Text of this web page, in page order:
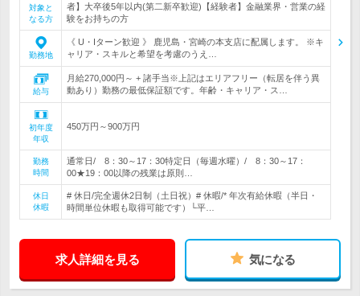
対象と
なる方
者】大卒後5年以内(第二新卒歓迎)【経験者】金融業界・営業の経
験をお持ちの方
勤務地
《 U・Iターン歓迎 》 鹿児島・宮崎の本支店に配属します。 ※キ
ャリア・スキルと希望を考慮のうえ…
給与
月給270,000円～ + 諸手当※上記はエリアフリー（転居を伴う異
動あり）勤務の最低保証額です。年齢・キャリア・ス…
初年度
年収
450万円～900万円
勤務
時間
通常日/ 8：30～17：30特定日（毎週水曜）/ 8：30～17：
00★19：00以降の残業は原則…
休日
休暇
# 休日/完全週休2日制（土日祝）# 休暇/* 年次有給休暇（半日・
時間単位休暇も取得可能です）└平…
求人詳細を見る 気になる